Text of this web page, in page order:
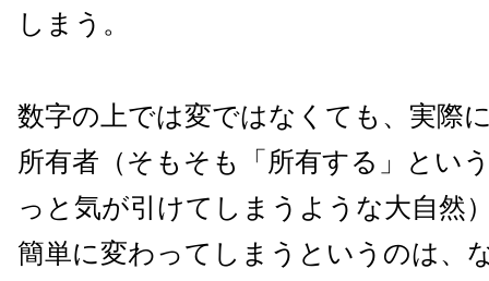
しまう。
数字の上では変ではなくても、実際
所有者（そもそも「所有する」とい
っと気が引けてしまうような大自然
簡単に変わってしまうというのは、